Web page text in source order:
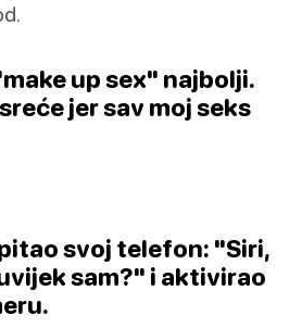
up sex" najbolji.
jer sav moj seks
pitao svoj telefon: "Siri,
sam?" i aktivirao